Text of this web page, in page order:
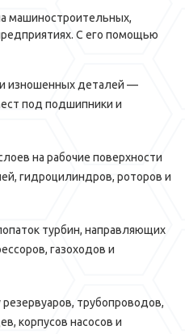
машиностроительных,
С его помощью
изношенных деталей —
под подшипники и
на рабочие поверхности
гидроцилиндров, роторов и
турбин, направляющих
газоходов и
трубопроводов,
корпусов насосов и